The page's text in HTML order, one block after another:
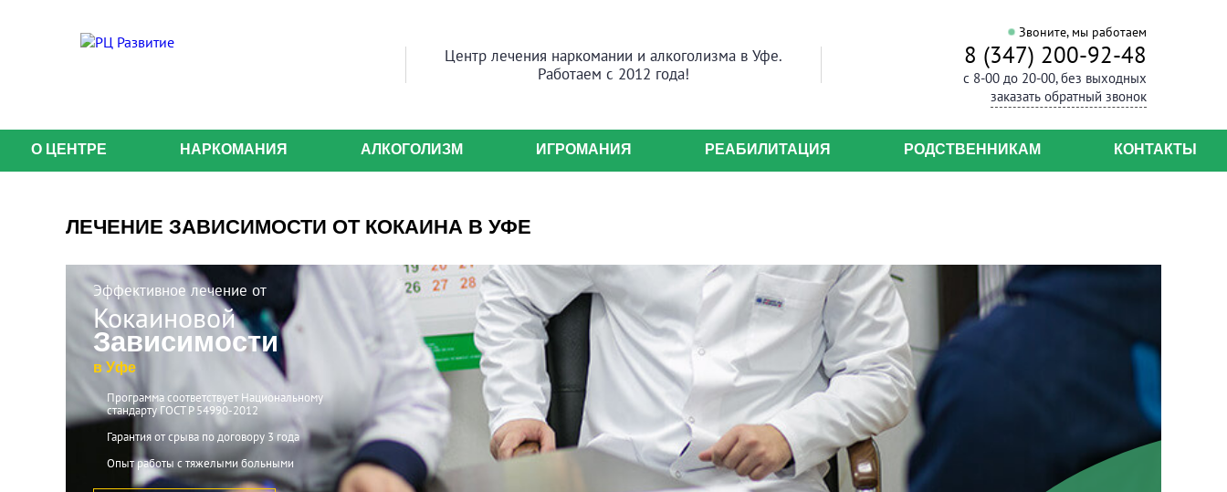
Центр лечения наркомании и алкоголизма в Уфе.
Работаем с 2012 года!
Звоните, мы работаем
8 (347) 200-92-48
с 8-00 до 20-00, без выходных
заказать обратный звонок
О ЦЕНТРЕ НАРКОМАНИЯ АЛКОГОЛИЗМ ИГРОМАНИЯ РЕАБИЛИТАЦИЯ РОДСТВЕННИКАМ КОНТАКТЫ
ЛЕЧЕНИЕ ЗАВИСИМОСТИ ОТ КОКАИНА В УФЕ
Эффективное лечение от
кокаиновой
зависимости
в Уфе
Программа соответствует Национальному
стандарту ГОСТ Р 54990-2012
Гарантия от срыва по договору 3 года
Опыт работы с тяжелыми больными